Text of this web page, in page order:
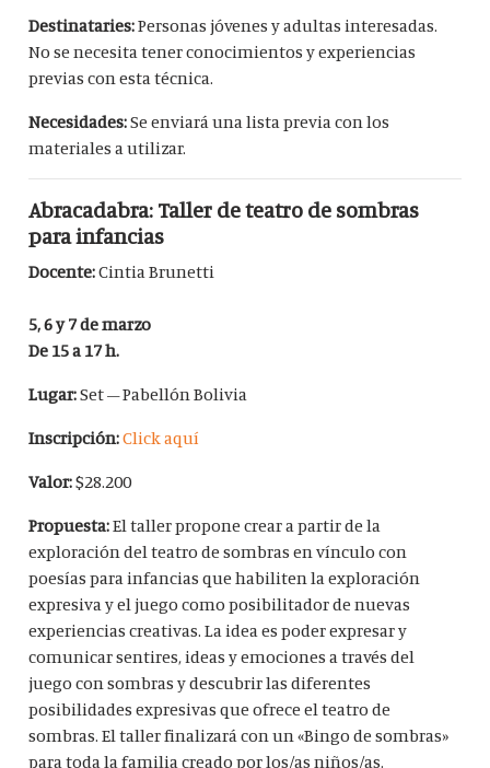
Destinataries:Personas jóvenes y adultas interesadas.
No se necesita tener conocimientos y experiencias
previas con esta técnica.
Necesidades:Se enviará una lista previa con los
materiales a utilizar.
Abracadabra: Taller de teatro de sombras
para infancias
Docente:Cintia Brunetti
5, 6 y 7 de marzo
De 15 a 17 h.
Lugar:Set – Pabellón Bolivia
Inscripción:Click aquí
Valor:$28.200
Propuesta:El taller propone crear a partir de la
exploración del teatro de sombras en vínculo con
poesías para infancias que habiliten la exploración
expresiva y el juego como posibilitador de nuevas
experiencias creativas. La idea es poder expresar y
comunicar sentires, ideas y emociones a través del
juego con sombras y descubrir las diferentes
posibilidades expresivas que ofrece el teatro de
sombras. El taller finalizará con un «Bingo de sombras»
para toda la familia creado por los/as niños/as.